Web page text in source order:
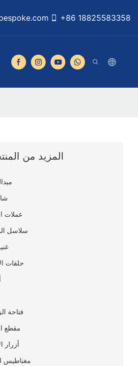
+86 18825583358
المزيد من
عملات
سلاسل
حلقات
فتاحة
مقطع
أزرار
مغناطيس